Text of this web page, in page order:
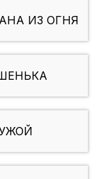
ИЗ ОГНЯ